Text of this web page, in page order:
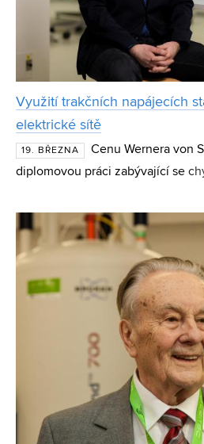
Využití trakčních napájecích
elektrické sítě
19. BŘEZNA
Cenu Wernera von
diplomovou práci zabývající se
elektrotechniky a komunikačních
učení tec